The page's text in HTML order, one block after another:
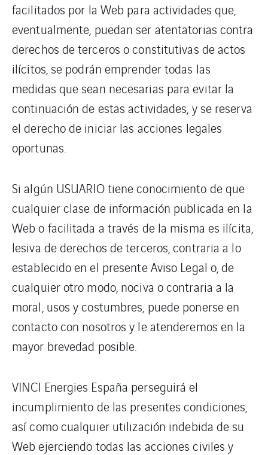
facilitados por la Web para actividades que,
eventualmente, puedan ser atentatorias contra
derechos de terceros o constitutivas de actos
ilícitos, se podrán emprender todas las
medidas que sean necesarias para evitar la
continuación de estas actividades, y se reserva
el derecho de iniciar las acciones legales
oportunas.
Si algún USUARIO tiene conocimiento de que
cualquier clase de información publicada en la
Web o facilitada a través de la misma es ilícita,
lesiva de derechos de terceros, contraria a lo
establecido en el presente Aviso Legal o, de
cualquier otro modo, nociva o contraria a la
moral, usos y costumbres, puede ponerse en
contacto con nosotros y le atenderemos en la
mayor brevedad posible.
VINCI Energies España perseguirá el
incumplimiento de las presentes condiciones,
así como cualquier utilización indebida de su
Web ejerciendo todas las acciones civiles y